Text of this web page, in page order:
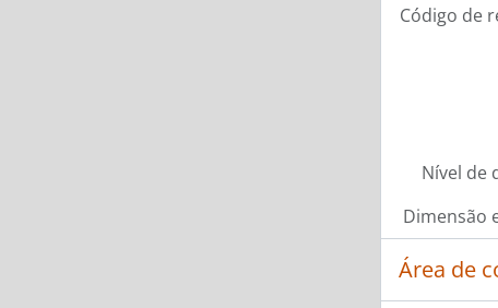
Código de
Nível de
Dimensão
Área de